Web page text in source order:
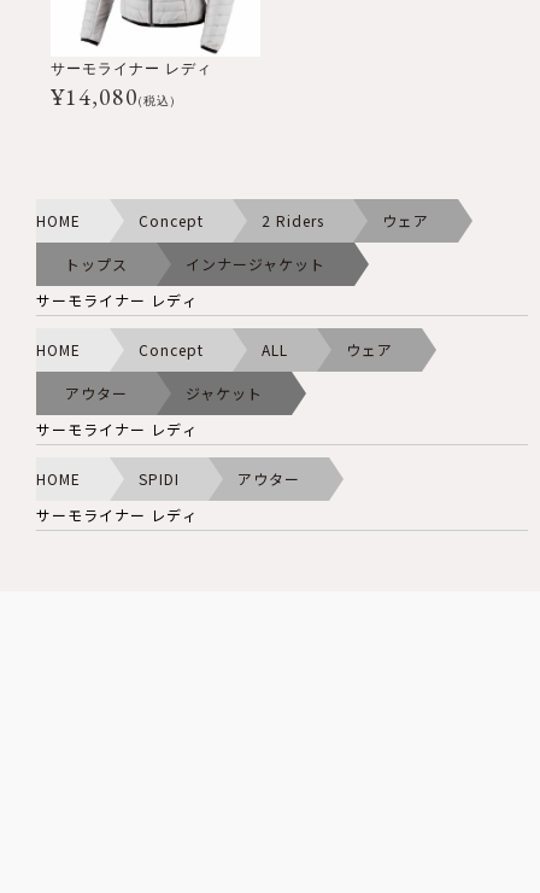
サーモライナー レディ
¥14,080(税込)
HOME Concept 2 Riders ウェア
トップス
インナージャケット
サーモライナー レディ
HOME Concept ALL ウェア
アウター
ジャケット
サーモライナー レディ
HOME SPIDI
アウター
サーモライナー レディ